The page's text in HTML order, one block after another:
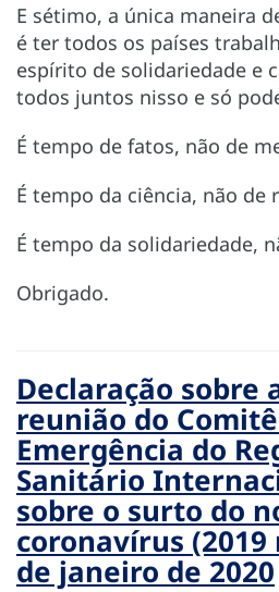
E sétimo, a única maneira
é ter todos os países
espírito de solidariedade e
todos juntos nisso e só
É tempo de fatos, não de
É tempo da ciência, não de
É tempo da solidariedade,
Obrigado.
Declaração sobre
reunião do
Emergência do
Sanitário
sobre o surto do
coronavírus (2019
de janeiro de 2020